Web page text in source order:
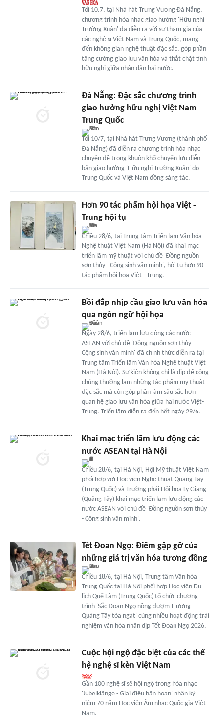
Tối 10.7, tại Nhà hát Trưng Vương Đà Nẵng,
chương trình hòa nhạc giao hưởng 'Hữu nghị
Trường Xuân' đã diễn ra với sự tham gia của
các nghệ sĩ Việt Nam và Trung Quốc, mang
đến không gian nghệ thuật đặc sắc, góp phần
tăng cường giao lưu văn hóa và thắt chặt tình
hữu nghị giữa nhân dân hai nước.
Đà Nẵng: Đặc sắc chương trình
giao hưởng hữu nghị Việt Nam-
Trung Quốc
Tối 10/7, tại Nhà hát Trưng Vương (thành phố
Đà Nẵng) đã diễn ra chương trình hòa nhạc
chuyên đề trong khuôn khổ chuyến lưu diễn
bản giao hưởng 'Hữu nghị Trường Xuân' do
Trung Quốc và Việt Nam đồng sáng tác.
Hơn 90 tác phẩm hội họa Việt -
Trung hội tụ
Chiều 28/6, tại Trung tâm Triển lãm Văn hóa
Nghệ thuật Việt Nam (Hà Nội) đã khai mạc
triển lãm mỹ thuật với chủ đề 'Đồng nguồn
sơn thủy - Cộng sinh văn minh', hội tụ hơn 90
tác phẩm hội họa Việt - Trung.
Bồi đắp nhịp cầu giao lưu văn hóa
qua ngôn ngữ hội họa
Ngày 28/6, triển lãm lưu động các nước
ASEAN với chủ đề 'Đồng nguồn sơn thủy -
Cộng sinh văn minh' đã chính thức diễn ra tại
Trung tâm Triển lãm Văn hóa Nghệ thuật Việt
Nam (Hà Nội). Sự kiện không chỉ là dịp để công
chúng thưởng lãm những tác phẩm mỹ thuật
đặc sắc mà còn góp phần làm sâu sắc hơn
quan hệ giao lưu văn hóa giữa hai nước Việt-
Trung. Triển lãm diễn ra đến hết ngày 29/6.
Khai mạc triển lãm lưu động các
nước ASEAN tại Hà Nội
Chiều 28/6, tại Hà Nội, Hội Mỹ thuật Việt Nam
phối hợp với Học viện Nghệ thuật Quảng Tây
(Trung Quốc) và Trường phái Hội họa Ly Giang
(Quảng Tây) khai mạc triển lãm lưu động các
nước ASEAN với chủ đề 'Đồng nguồn sơn thủy
- Cộng sinh văn minh'.
Tết Đoan Ngọ: Điểm gặp gỡ của
những giá trị văn hóa tương đồng
Chiều 18/6, tại Hà Nội, Trung tâm Văn hóa
Trung Quốc tại Hà Nội phối hợp Học viện Du
lịch Quế Lâm (Trung Quốc) tổ chức chương
trình 'Sắc Đoan Ngọ nồng đượm-Hương
Quảng Tây tỏa ngát' cùng nhiều hoạt động trải
nghiệm văn hóa nhân dịp Tết Đoan Ngọ 2026.
Cuộc hội ngộ đặc biệt của các thế
hệ nghệ sĩ kèn Việt Nam
Gần 100 nghệ sĩ sẽ hội ngộ trong hòa nhạc
'Jubelklänge - Giai điệu hân hoan' nhân kỷ
niệm 70 năm Học viện Âm nhạc Quốc gia Việt
Nam.